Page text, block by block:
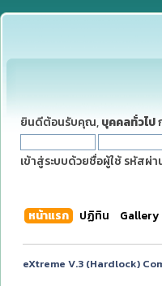
ยินดีต้อนรับคุณ, บุคคลทั่วไป
เข้าสู่ระบบด้วยชื่อผู้ใช้ รหัสผ่า
หน้าแรก ปฏิทิน Gallery
eXtreme V.3 (Hardlock)